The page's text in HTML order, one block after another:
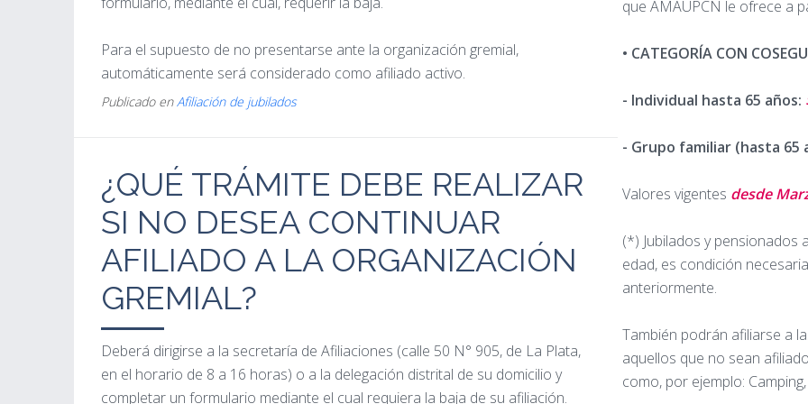
Para el supuesto de no presentarse ante la organización gremial,
automáticamente será considerado como afiliado activo.
Publicado enAfiliación de jubilados
¿QUÉ TRÁMITE DEBE REALIZAR
SI NO DESEA CONTINUAR
AFILIADO A LA ORGANIZACIÓN
GREMIAL?
Deberá dirigirse a la secretaría de Afiliaciones (calle 50 N° 905, de La Plata,
en el horario de 8 a 16 horas) o a la delegación distrital de su domicilio y
completar un formulario mediante el cual requiera la baja de su afiliación.
que AMAUPCN le ofrece a
• CATEGORÍA CON
- Individual hasta 65 años:
- Grupo familiar (hasta 65
Valores vigentes desde
(*) Jubilados y pensionados
edad, es condición
anteriormente.
También podrán afiliarse a
aquellos que no sean
como, por ejemplo: